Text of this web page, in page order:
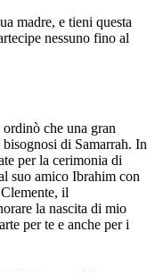
madre, e tieni questa
nessuno fino al
che una gran
di Samarrah. In
per la cerimonia di
suo amico Ibrahim con
il
la nascita di mio
per te e anche per i